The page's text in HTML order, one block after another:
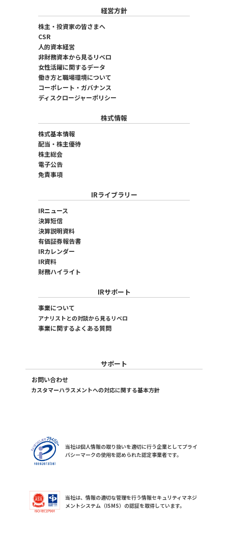
経営方針
株主・投資家の皆さまへ
CSR
人的資本経営
非財務資本から見るリベロ
女性活躍に関するデータ
働き方と職場環境について
コーポレート・ガバナンス
ディスクロージャーポリシー
株式情報
株式基本情報
配当・株主優待
株主総会
電子公告
免責事項
IRライブラリー
IRニュース
決算短信
決算説明資料
有価証券報告書
IRカレンダー
IR資料
財務ハイライト
IRサポート
事業について
アナリストとの対談から見るリベロ
事業に関するよくある質問
サポート
お問い合わせ
カスタマーハラスメントへの対応に関する基本方針
当社は個人情報の取り扱いを適切に行う企業としてプライ
バシーマークの使用を認められた認定事業者です。
当社は、情報の適切な管理を行う情報セキュリティマネジ
メントシステム（ISMS）の認証を取得しています。